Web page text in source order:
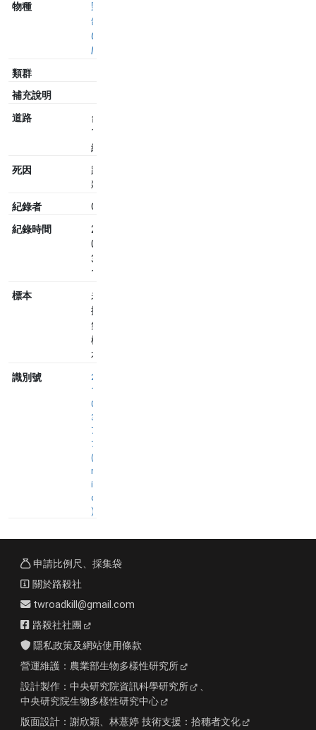
物種
野
鴿
Columba
livia
類群
補充說明
道路
台
17
線
死因
路
殺
紀錄者
Olga
紀錄時間
2020-
09-
30
10:16
標本
未
採
集
標
本
識別號
2
1
0
3
7
7
(
n
i
d
)
申請比例尺、採集袋
關於路殺社
twroadkill@gmail.com
路殺社社團
隱私政策及網站使用條款
營運維護： 農業部生物多樣性研究所
設計製作： 中央研究院資訊科學研究所
、
中央研究院生物多樣性研究中心
版面設計： 謝欣穎、林薏婷 技術支援： 拾穗者文化